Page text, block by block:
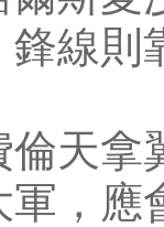
線則
倫天
，應